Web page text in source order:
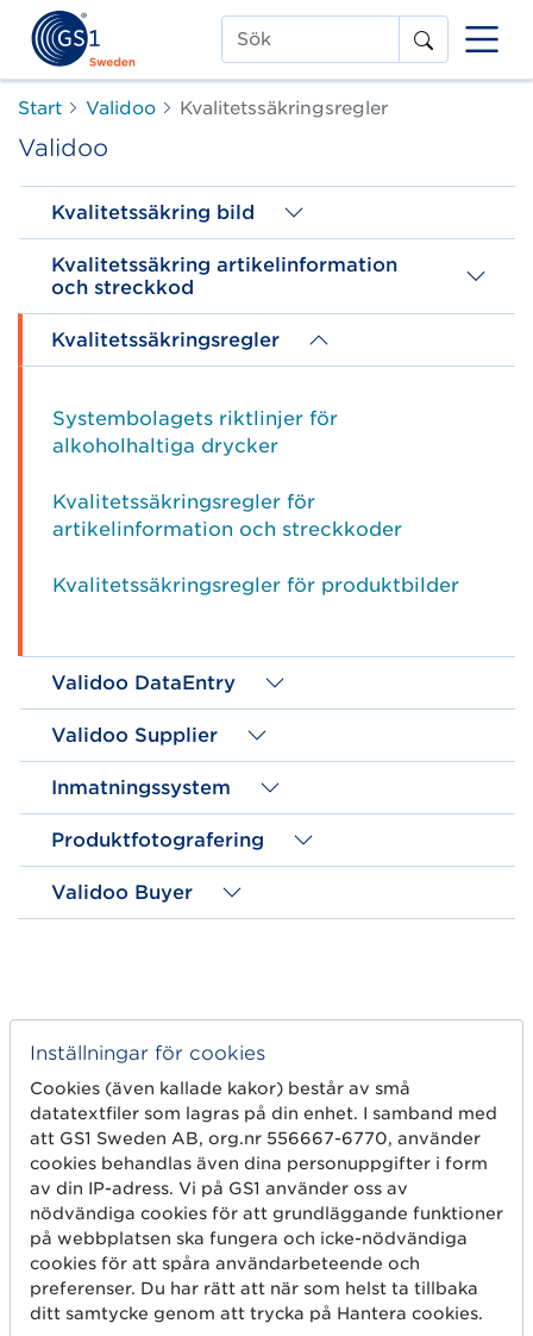
Sök
Start Validoo Kvalitetssäkringsregler
Validoo
Kvalitetssäkring bild
Kvalitetssäkring artikelinformation
och streckkod
Kvalitetssäkringsregler
Systembolagets riktlinjer för
alkoholhaltiga drycker
Kvalitetssäkringsregler för
artikelinformation och streckkoder
Kvalitetssäkringsregler för produktbilder
Validoo DataEntry
Validoo Supplier
Inmatningssystem
Produktfotografering
Validoo Buyer
Kom igång
Skapa streckkod
Använd GLN
Sälj på marknadsplatser
Dela artikelinformation
Inställningar för cookies
Cookies (även kallade kakor) består av små
datatextfiler som lagras på din enhet. I samband med
att GS1 Sweden AB, org.nr 556667-6770, använder
cookies behandlas även dina personuppgifter i form
av din IP-adress. Vi på GS1 använder oss av
nödvändiga cookies för att grundläggande funktioner
på webbplatsen ska fungera och icke-nödvändiga
cookies för att spåra användarbeteende och
preferenser. Du har rätt att när som helst ta tillbaka
ditt samtycke genom att trycka på Hantera cookies.